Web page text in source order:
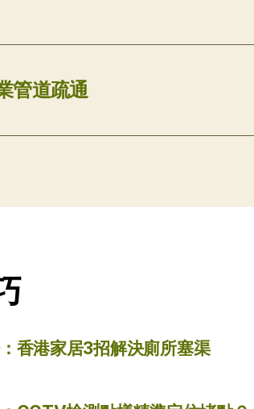
管道疏通
香港家居3招解決廁所塞渠